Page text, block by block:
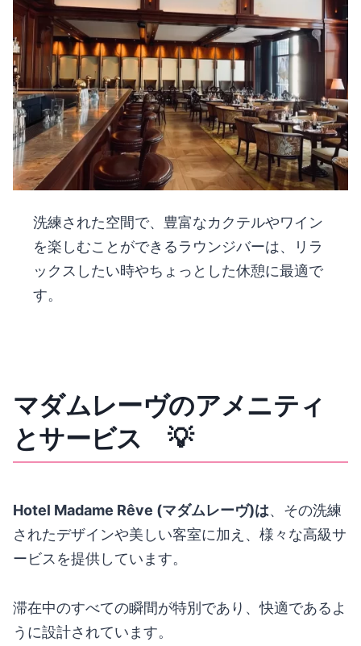
洗練された空間で、豊富なカクテルやワイン
を楽しむことができるラウンジバーは、リラ
ックスしたい時やちょっとした休憩に最適で
す。
マダムレーヴのアメニティ
とサービス 💡
Hotel Madame Rêve (マダムレーヴ)は、その洗練
されたデザインや美しい客室に加え、様々な高級サ
ービスを提供しています。
滞在中のすべての瞬間が特別であり、快適であるよ
うに設計されています。